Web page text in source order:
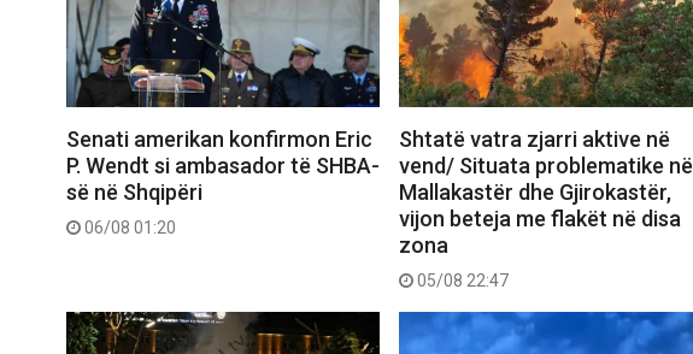
Senati amerikan konfirmon Eric
P. Wendt si ambasador të SHBA-
së në Shqipëri
06/08 01:20
Shtatë vatra zjarri aktive në
vend/ Situata problematike në
Mallakastër dhe Gjirokastër,
vijon beteja me flakët në disa
zona
05/08 22:47